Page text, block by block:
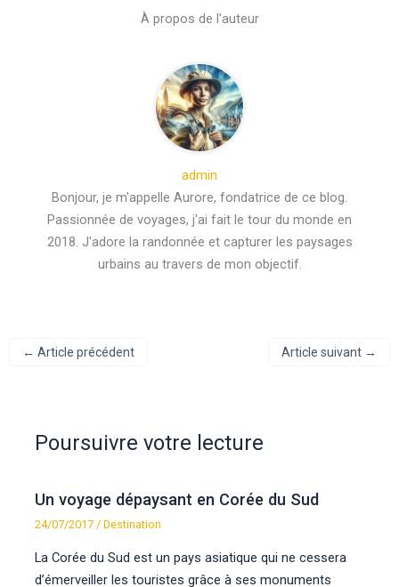
À propos de l'auteur
admin
Bonjour, je m'appelle Aurore, fondatrice de ce blog.
Passionnée de voyages, j'ai fait le tour du monde en
2018. J'adore la randonnée et capturer les paysages
urbains au travers de mon objectif.
← Article précédent Article suivant →
Poursuivre votre lecture
Un voyage dépaysant en Corée du Sud
24/07/2017/Destination
La Corée du Sud est un pays asiatique qui ne cessera
d’émerveiller les touristes grâce à ses monuments